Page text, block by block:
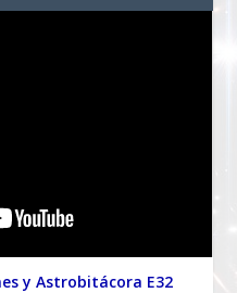
y Astrobitácora E32